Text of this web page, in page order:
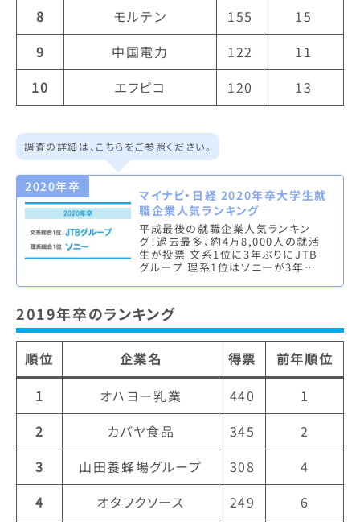
8
モルテン 155
15
9
中国電力 122
11
10
エフピコ 120 13
調査の詳細は、こちらをご参照ください。
2020年卒
マイナビ・日経 2020年卒大学生就
職企業人気ランキング
平成最後の就職企業人気ランキン
グ！過去最多、約4万8,000人の就活
生が投票 文系1位に3年ぶりにJTB
グループ 理系1位はソニーが3年連
2019年卒のランキング
順位 企業名 得票
前年順位
1
オハヨー乳業 440
1
2
カバヤ食品 345
2
3
山田養蜂場グループ 308
4
4
オタフクソース 249
6